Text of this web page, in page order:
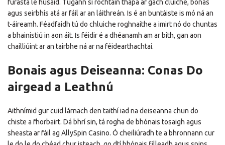
furasta le húsáid. Tugann sí rochtain thapa ar gach cluiche, bónas
agus seirbhís atá ar fáil ar an láithreán. Is é an buntáiste is mó ná an
t-áireamh. Féadfaidh tú do chluiche roghnaithe a imirt nó do chuntas
a bhainistiú in aon áit. Is féidir é a dhéanamh am ar bith, gan aon
chailliúint ar an tairbhe ná ar na féidearthachtaí.
Bonais agus Deiseanna: Conas Do
airgead a Leathnú
Aithnímid gur cuid lárnach den taithí iad na deiseanna chun do
chiste a fhorbairt. Dá bhrí sin, tá rogha de bhónais tosaigh agus
sheasta ar fáil ag AllySpin Casino. Ó cheiliúradh te a bhronnann cur